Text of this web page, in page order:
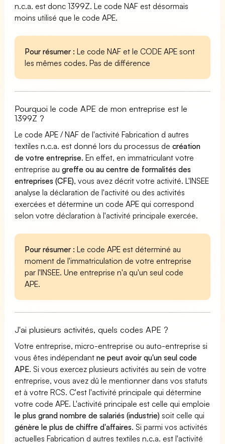
n.c.a. est donc 1399Z. Le code NAF est désormais
moins utilisé que le code APE.
Pour résumer : Le code NAF et le CODE APE sont
les mêmes codes. Pas de différence
Pourquoi le code APE de mon entreprise est le
1399Z ?
Le code APE / NAF de l'activité Fabrication d autres
textiles n.c.a. est donné lors du processus decréation
de votre entreprise. En effet, en immatriculant votre
entreprise augreffe ou au centre de formalités des
entreprises (CFE), vous avez décrit votre activité. L'INSEE
analyse la déclaration de l'activité ou des activités
exercées et détermine un code APE qui correspond
selon votre déclaration à l'activité principale exercée.
Pour résumer : Le code APE est déterminé au
moment de l'immatriculation de votre entreprise
par l'INSEE. Une entreprise n'a qu'un seul code
APE.
J'ai plusieurs activités, quels codes APE ?
Votre entreprise, micro-entreprise ou auto-entreprise si
vous êtes indépendantne peut avoir qu'un seul code
APE. Si vous exercez plusieurs activités au sein de votre
entreprise, vous avez dû le mentionner dans vos statuts
et à votre RCS. C'est l'activité principale qui détermine
votre code APE. L'activité principale est celle qui emploie
le plus grand nombre de salariés (industrie) soit celle qui
génère le plus de chiffre d'affaires. Si parmi vos activités
actuelles Fabrication d autres textiles n.c.a. est l'activité